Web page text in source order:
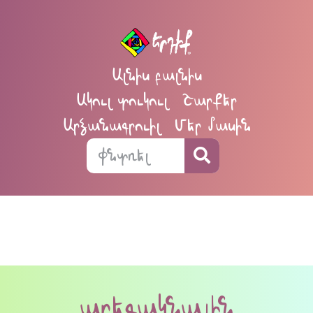
Ալնիս բալնիս
Ակուլ տուկուլ
Շարքեր
Արձանագրուիլ
Մեր մասին